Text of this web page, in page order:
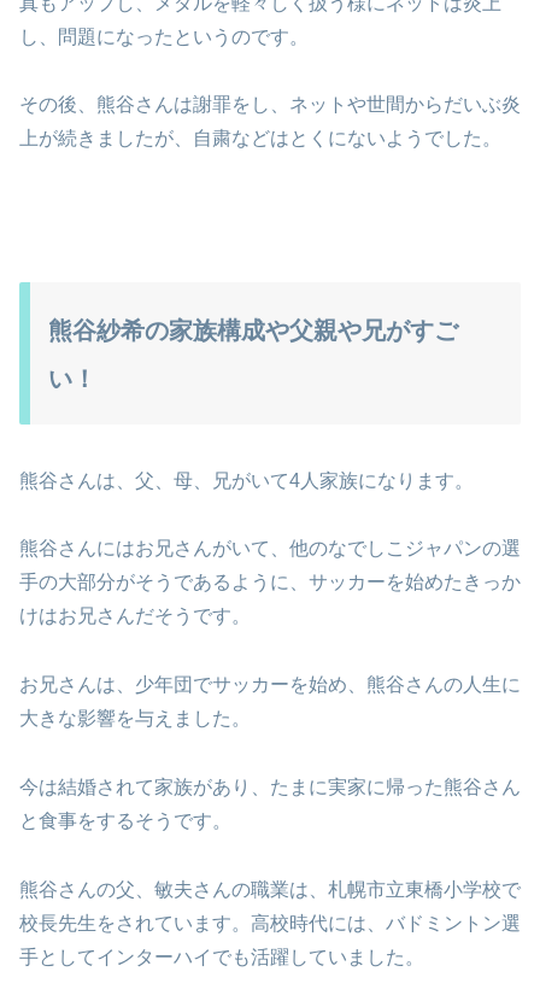
し、問題になったというのです。
その後、熊谷さんは謝罪をし、ネットや世間からだいぶ炎
上が続きましたが、自粛などはとくにないようでした。
熊谷紗希の家族構成や父親や兄がすご
い！
熊谷さんは、父、母、兄がいて4人家族になります。
熊谷さんにはお兄さんがいて、他のなでしこジャパンの選
手の大部分がそうであるように、サッカーを始めたきっか
けはお兄さんだそうです。
お兄さんは、少年団でサッカーを始め、熊谷さんの人生に
大きな影響を与えました。
今は結婚されて家族があり、たまに実家に帰った熊谷さん
と食事をするそうです。
熊谷さんの父、敏夫さんの職業は、札幌市立東橋小学校で
校長先生をされています。高校時代には、バドミントン選
手としてインターハイでも活躍していました。